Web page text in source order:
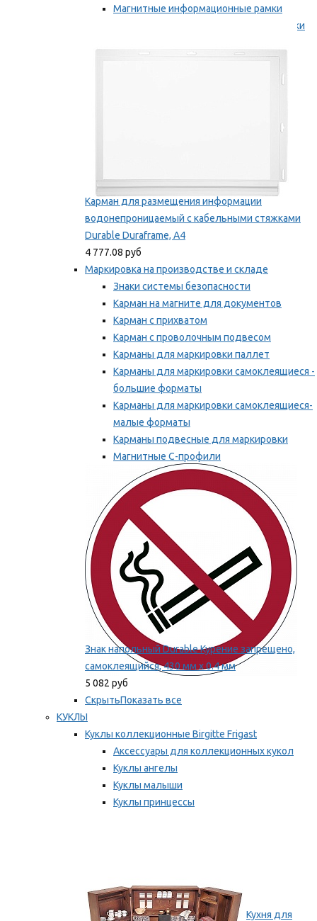
Магнитные информационные рамки
Самоклеящиеся информационные рамки
Карман для размещения информации
водонепроницаемый с кабельными стяжками
Durable Duraframe, А4
4 777.08 руб
Маркировка на производстве и складе
Знаки системы безопасности
Карман на магните для документов
Карман с прихватом
Карман с проволочным подвесом
Карманы для маркировки паллет
Карманы для маркировки самоклеящиеся -
большие форматы
Карманы для маркировки самоклеящиеся-
малые форматы
Карманы подвесные для маркировки
Магнитные С-профили
Напольная маркировка
Мы рекомендуем
Знак напольный Durable Курение запрещено,
самоклеящийся, 430 мм х 0.4 мм
5 082 руб
СкрытьПоказать все
КУКЛЫ
Куклы коллекционные Birgitte Frigast
Аксессуары для коллекционных кукол
Куклы ангелы
Куклы малыши
Куклы принцессы
Кухня для